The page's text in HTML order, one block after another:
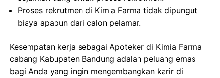
Proses rekrutmen di Kimia Farma tidak dipungut
biaya apapun dari calon pelamar.
Kesempatan kerja sebagai Apoteker di Kimia Farma
cabang Kabupaten Bandung adalah peluang emas
bagi Anda yang ingin mengembangkan karir di